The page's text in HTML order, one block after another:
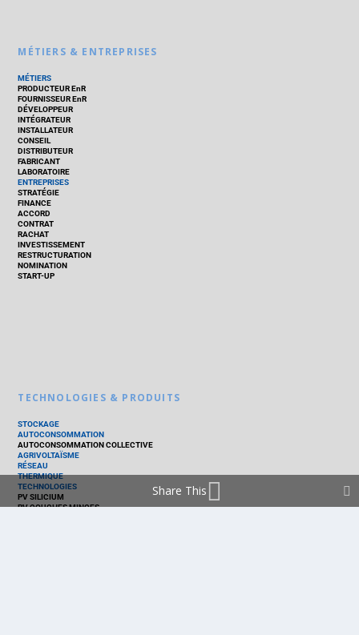
MÉTIERS & ENTREPRISES
MÉTIERS
PRODUCTEUR EnR
FOURNISSEUR EnR
DÉVELOPPEUR
INTÉGRATEUR
INSTALLATEUR
CONSEIL
DISTRIBUTEUR
FABRICANT
LABORATOIRE
ENTREPRISES
STRATÉGIE
FINANCE
ACCORD
CONTRAT
RACHAT
INVESTISSEMENT
RESTRUCTURATION
NOMINATION
START-UP
TECHNOLOGIES & PRODUITS
STOCKAGE
AUTOCONSOMMATION
AUTOCONSOMMATION COLLECTIVE
AGRIVOLTAÏSME
RÉSEAU
THERMIQUE
TECHNOLOGIES
PV SILICIUM
PV COUCHES MINCES
Share This